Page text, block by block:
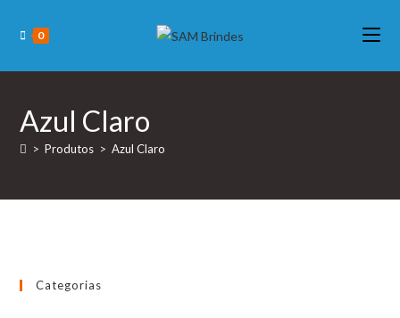
0
Azul Claro
> Produtos > Azul Claro
Categorias